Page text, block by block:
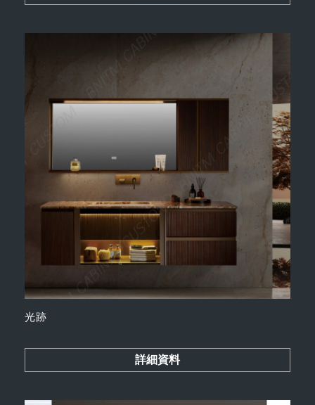
光跡
詳細資料